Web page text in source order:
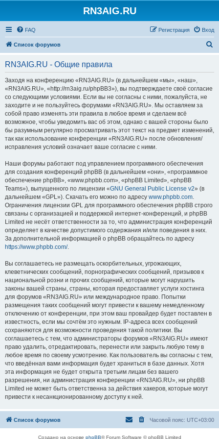
RN3AIG.RU
FAQ Вход
Регистрация
Список форумов
RN3AIG.RU - Общие правила
Заходя на конференцию «RN3AIG.RU» (в дальнейшем «мы», «наш»,
«RN3AIG.RU», «http://rn3aig.ru/phpBB3»), вы подтверждаете своё согласие
со следующими условиями. Если вы не согласны с ними, пожалуйста, не
заходите и не пользуйтесь форумами «RN3AIG.RU». Мы оставляем за
собой право изменять эти правила в любое время и сделаем всё
возможное, чтобы уведомить вас об этом, однако с вашей стороны было
бы разумным регулярно просматривать этот текст на предмет изменений,
так как использование конференции «RN3AIG.RU» после обновления/
исправления условий означает ваше согласие с ними.
Наши форумы работают под управлением программного обеспечения
для создания конференций phpBB (в дальнейшем «они», «программное
обеспечение phpBB», «www.phpbb.com», «phpBB Limited», «phpBB
Teams»), выпущенного по лицензии «GNU General Public License v2» (в
дальнейшем «GPL»). Скачать его можно по адресу www.phpbb.com.
Ограничения лицензии GPL для программного обеспечения phpBB строго
связаны с организацией и поддержкой интернет-конференций, и phpBB
Limited не несёт ответственности за то, что администрация конференций
определяет в качестве допустимого содержания и/или поведения в них.
За дополнительной информацией о phpBB обращайтесь по адресу
https://www.phpbb.com/.
Вы соглашаетесь не размещать оскорбительных, угрожающих,
клеветнических сообщений, порнографических сообщений, призывов к
национальной розни и прочих сообщений, которые могут нарушить
законы вашей страны, страны, которая предоставляет услуги хостинга
для форумов «RN3AIG.RU» или международное право. Попытки
размещения таких сообщений могут привести к вашему немедленному
отключению от конференции, при этом ваш провайдер будет поставлен в
известность, если мы сочтём это нужным. IP-адреса всех сообщений
сохраняются для возможности проведения такой политики. Вы
соглашаетесь с тем, что администраторы форумов «RN3AIG.RU» имеют
право удалить, отредактировать, перенести или закрыть любую тему в
любое время по своему усмотрению. Как пользователь вы согласны с тем,
что введённая вами информация будет храниться в базе данных. Хотя
эта информация не будет открыта третьим лицам без вашего
разрешения, ни администрация конференции «RN3AIG.RU», ни phpBB
Limited не может быть ответственна за действия хакеров, которые могут
привести к несанкционированному доступу к ней.
Список форумов Часовой пояс: UTC+03:00
Создано на основе phpBB® Forum Software © phpBB Limited